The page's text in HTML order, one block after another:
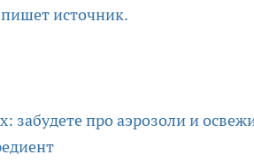
пишет источник.
забудете про аэрозоли и